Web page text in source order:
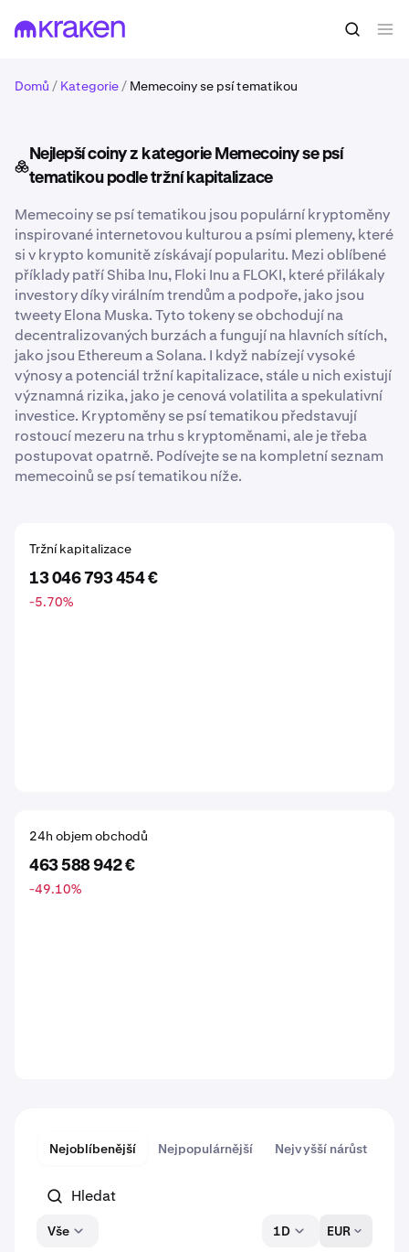
Domů / Kategorie/ Memecoiny se psí tematikou
Nejlepší coiny z kategorie Memecoiny se psí
tematikou podle tržní kapitalizace
Memecoiny se psí tematikou jsou populární kryptoměny
inspirované internetovou kulturou a psími plemeny, které
si v krypto komunitě získávají popularitu. Mezi oblíbené
příklady patří Shiba Inu, Floki Inu a FLOKI, které přilákaly
investory díky virálním trendům a podpoře, jako jsou
tweety Elona Muska. Tyto tokeny se obchodují na
decentralizovaných burzách a fungují na hlavních sítích,
jako jsou Ethereum a Solana. I když nabízejí vysoké
výnosy a potenciál tržní kapitalizace, stále u nich existují
významná rizika, jako je cenová volatilita a spekulativní
investice. Kryptoměny se psí tematikou představují
rostoucí mezeru na trhu s kryptoměnami, ale je třeba
postupovat opatrně. Podívejte se na kompletní seznam
memecoinů se psí tematikou níže.
Tržní kapitalizace
13 046 793 454 €
-5.70%
24h objem obchodů
463 588 942 €
-49.10%
Nejoblíbenější Nejpopulárnější Nejvyšší nárůst
Vše 1D EUR